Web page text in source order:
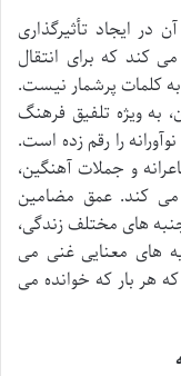
در ایجاد تأثیرگذاری
کند که برای انتقال
به کلمات پرشمار نیست.
به ویژه تلفیق فرهنگ
را رقم زده است.
و جملات آهنگین،
می کند. عمق مضامین
جنبه های مختلف زندگی،
های معنایی غنی می
هر بار که خوانده می